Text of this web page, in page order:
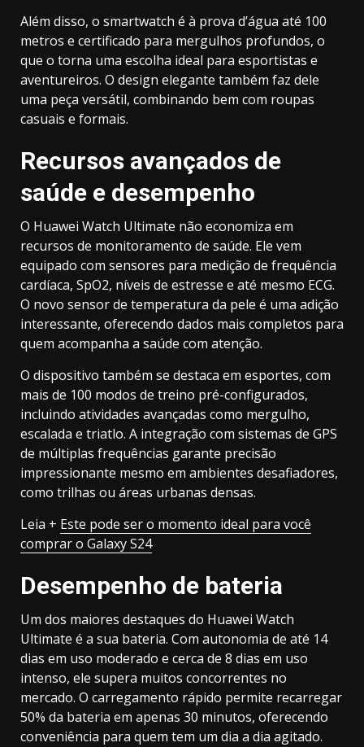
Além disso, o smartwatch é à prova d’água até 100
metros e certificado para mergulhos profundos, o
que o torna uma escolha ideal para esportistas e
aventureiros. O design elegante também faz dele
uma peça versátil, combinando bem com roupas
casuais e formais.
Recursos avançados de
saúde e desempenho
O Huawei Watch Ultimate não economiza em
recursos de monitoramento de saúde. Ele vem
equipado com sensores para medição de frequência
cardíaca, SpO2, níveis de estresse e até mesmo ECG.
O novo sensor de temperatura da pele é uma adição
interessante, oferecendo dados mais completos para
quem acompanha a saúde com atenção.
O dispositivo também se destaca em esportes, com
mais de 100 modos de treino pré-configurados,
incluindo atividades avançadas como mergulho,
escalada e triatlo. A integração com sistemas de GPS
de múltiplas frequências garante precisão
impressionante mesmo em ambientes desafiadores,
como trilhas ou áreas urbanas densas.
Leia + Este pode ser o momento ideal para você
comprar o Galaxy S24
Desempenho de bateria
Um dos maiores destaques do Huawei Watch
Ultimate é a sua bateria. Com autonomia de até 14
dias em uso moderado e cerca de 8 dias em uso
intenso, ele supera muitos concorrentes no
mercado. O carregamento rápido permite recarregar
50% da bateria em apenas 30 minutos, oferecendo
conveniência para quem tem um dia a dia agitado.